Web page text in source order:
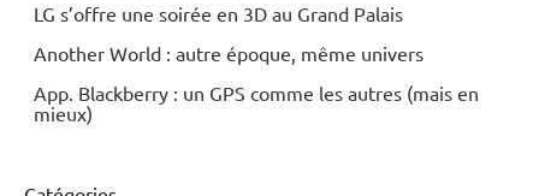
LG s’offre une soirée en 3D au Grand Palais
Another World : autre époque, même univers
App. Blackberry : un GPS comme les autres (mais en
mieux)